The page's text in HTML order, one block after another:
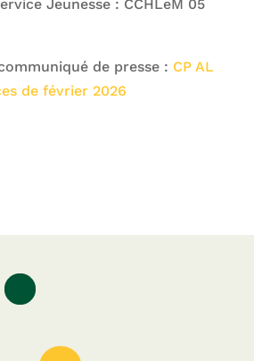
Jeunesse : CCHLeM 05
de presse : CP AL
de février 2026